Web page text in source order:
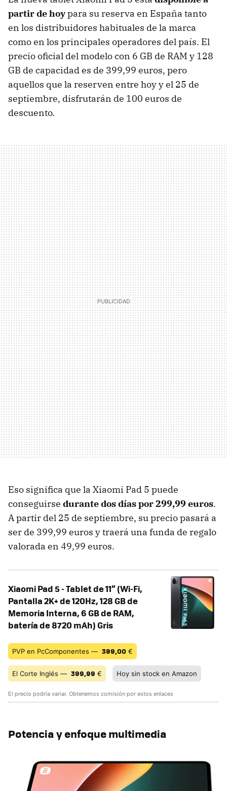
partir de hoypara su reserva en España tanto
en los distribuidores habituales de la marca
como en los principales operadores del país. El
precio oficial del modelo con 6 GB de RAM y 128
GB de capacidad es de 399,99 euros, pero
aquellos que la reserven entre hoy y el 25 de
septiembre, disfrutarán de 100 euros de
descuento.
Eso significa que la Xiaomi Pad 5 puede
conseguirse durante dos días por 299,99 euros.
A partir del 25 de septiembre, su precio pasará a
ser de 399,99 euros y traerá una funda de regalo
valorada en 49,99 euros.
Xiaomi Pad 5 - Tablet de 11” (Wi-Fi,
Pantalla 2K+ de 120Hz, 128 GB de
Memoria Interna, 6 GB de RAM,
batería de 8720 mAh) Gris
PVP en PcComponentes — 399,00 €
El Corte Inglés — 399,99 € Hoy sin stock en Amazon
El precio podría variar. Obtenemos comisión por estos enlaces
Potencia y enfoque multimedia